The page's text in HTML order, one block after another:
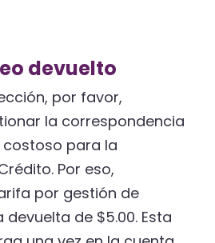
devuelto
por favor,
la correspondencia
para la
Por eso,
por gestión de
de $5.00. Esta